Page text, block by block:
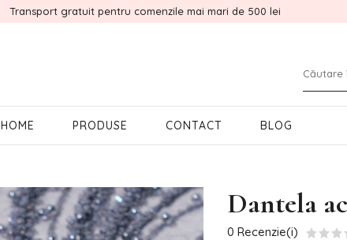
Transport gratuit pentru comenzile mai mari de 500 lei
HOME PRODUSE CONTACT BLOG
Dantela
0 Recenzie(i)